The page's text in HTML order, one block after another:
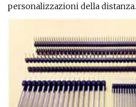
personalizzazioni della distanza.